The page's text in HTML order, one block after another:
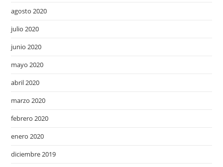
agosto 2020
julio 2020
junio 2020
mayo 2020
abril 2020
marzo 2020
febrero 2020
enero 2020
diciembre 2019